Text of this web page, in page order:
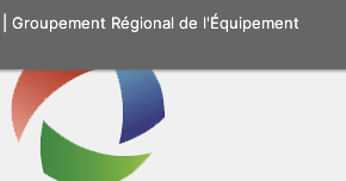
Groupement Régional de l'Équipement